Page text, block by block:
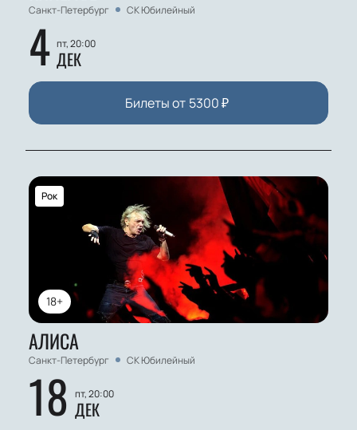
Санкт-Петербург СК Юбилейный
4 пт, 20:00
ДЕК
Билеты от 5300₽
18+
Рок
АЛИСА
Санкт-Петербург СК Юбилейный
18 пт, 20:00
ДЕК